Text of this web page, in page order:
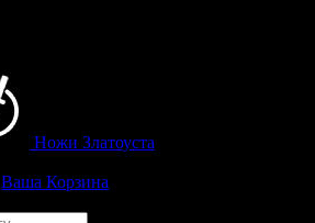
Ножи Златоуста
Ваша Корзина